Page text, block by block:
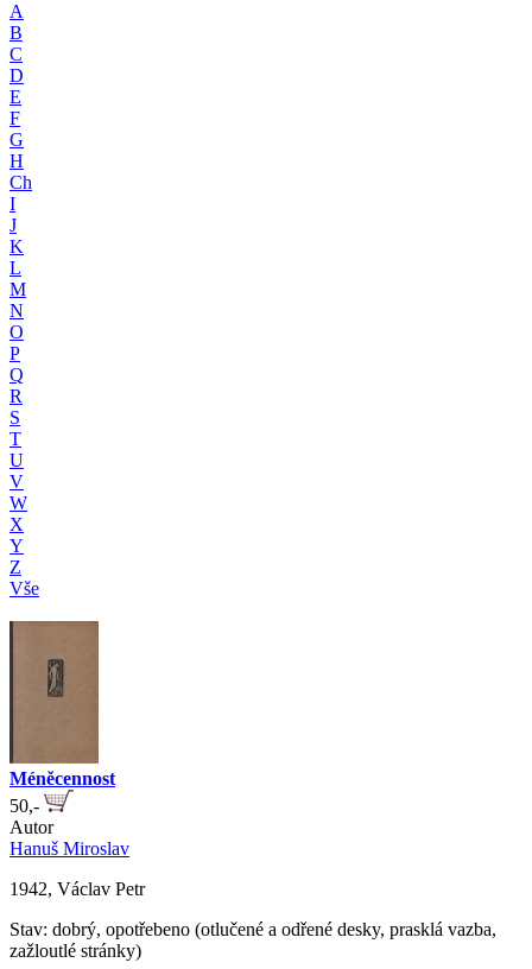
A
B
C
D
E
F
G
H
Ch
I
J
K
L
M
N
O
P
Q
R
S
T
U
V
W
X
Y
Z
Vše
Méněcennost
50,-
Autor
Hanuš Miroslav
1942, Václav Petr
Stav: dobrý, opotřebeno (otlučené a odřené desky, prasklá vazba,
zažloutlé stránky)